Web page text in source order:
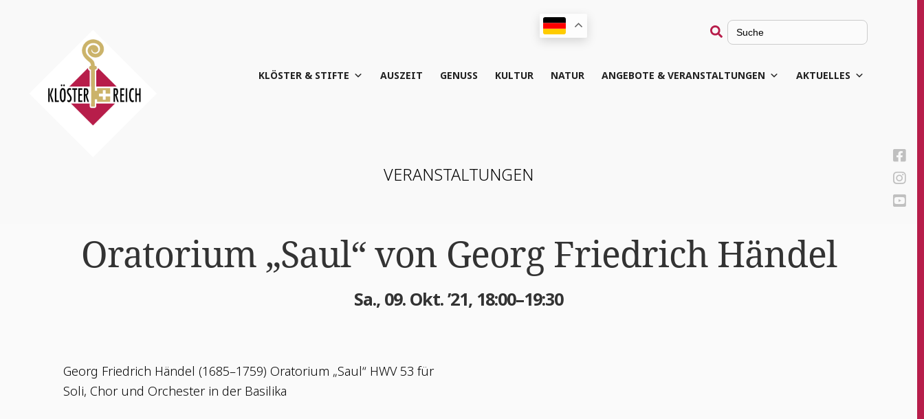
KLÖS­TER & STIFTE AUS­ZEIT GENUSS KUL­TUR NATUR ANGEBOTE & VERANSTALTUNGEN AKTUELLES
VER­AN­STAL­TUN­GEN
Ora­to­ri­um „Saul“ von Georg Fried­rich Händel
Sa., 09. Okt. ’21, 18:00–19:30
Georg Fried­rich Hän­del (1685–1759) Ora­to­ri­um „Saul“ HWV 53 für
Soli, Chor und Orches­ter in der Basilika